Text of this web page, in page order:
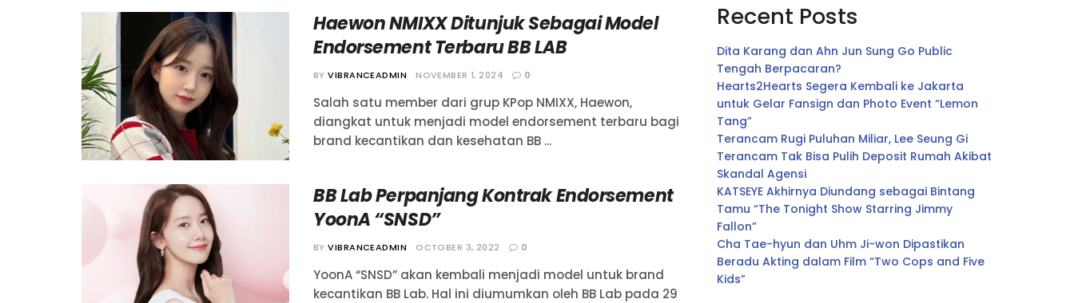
Haewon NMIXX Ditunjuk Sebagai Model
Endorsement Terbaru BB LAB
BY VIBRANCEADMIN NOVEMBER 1, 2024 0
Salah satu member dari grup KPop NMIXX, Haewon,
diangkat untuk menjadi model endorsement terbaru bagi
brand kecantikan dan kesehatan BB ...
BB Lab Perpanjang Kontrak Endorsement
YoonA “SNSD”
BY VIBRANCEADMIN OCTOBER 3, 2022 0
YoonA “SNSD” akan kembali menjadi model untuk brand
kecantikan BB Lab. Hal ini diumumkan oleh BB Lab pada 29
Recent Posts
Dita Karang dan Ahn Jun Sung Go Public
Tengah Berpacaran?
Hearts2Hearts Segera Kembali ke Jakarta
untuk Gelar Fansign dan Photo Event “Lemon
Tang”
Terancam Rugi Puluhan Miliar, Lee Seung Gi
Terancam Tak Bisa Pulih Deposit Rumah Akibat
Skandal Agensi
KATSEYE Akhirnya Diundang sebagai Bintang
Tamu “The Tonight Show Starring Jimmy
Fallon”
Cha Tae-hyun dan Uhm Ji-won Dipastikan
Beradu Akting dalam Film “Two Cops and Five
Kids”